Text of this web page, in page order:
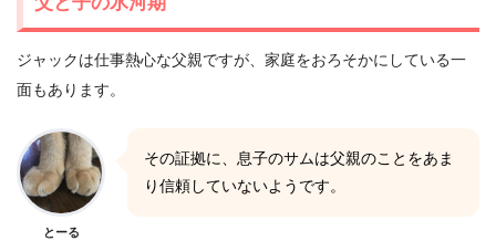
ジャックは仕事熱心な父親ですが、家庭をおろそかにしている一
面もあります。
とーる
その証拠に、息子のサムは父親のことをあま
り信頼していないようです。